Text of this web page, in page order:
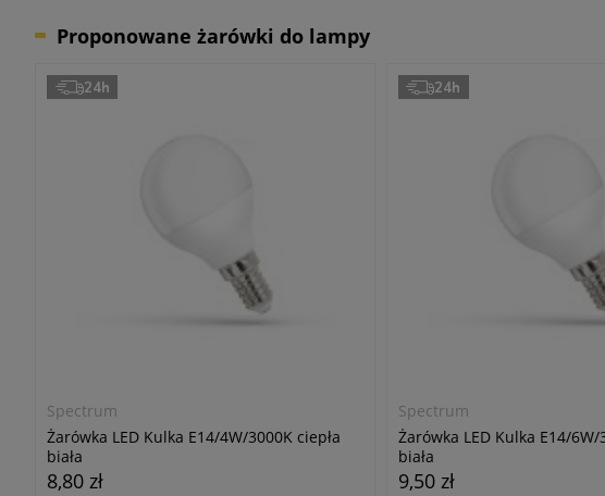
Proponowane żarówki do lampy
Spectrum
Żarówka LED Kulka E14/4W/3000K ciepła
biała
24h
8,80 zł
Spectrum
Żarówka LED Kulka E14/6W/
biała
24h
9,50 zł